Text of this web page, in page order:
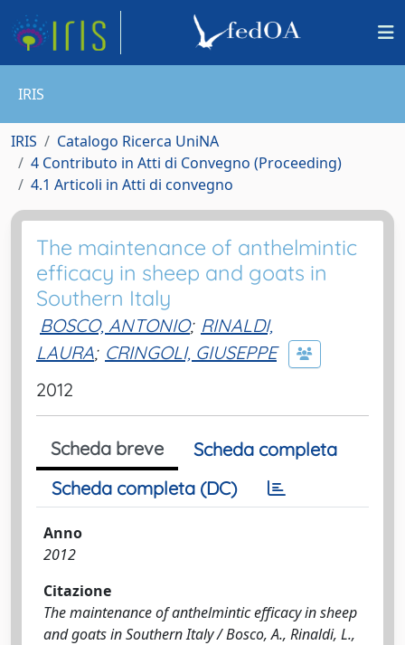
IRIS
IRIS
Catalogo Ricerca UniNA
4 Contributo in Atti di Convegno (Proceeding)
4.1 Articoli in Atti di convegno
The maintenance of anthelmintic
efficacy in sheep and goats in
Southern Italy
BOSCO, ANTONIO; RINALDI,
LAURA; CRINGOLI, GIUSEPPE
2012
Scheda breve
Scheda completa
Scheda completa (DC)
Anno
2012
Citazione
The maintenance of anthelmintic efficacy in sheep
and goats in Southern Italy / Bosco, A., Rinaldi, L.,